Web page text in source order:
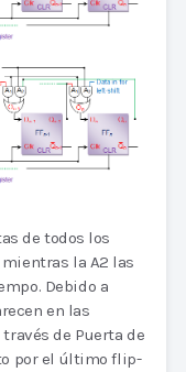
de todos los
la A2 las
Debido a
en las
de Puerta de
por el último flip-